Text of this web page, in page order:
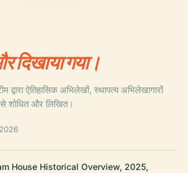
दिखाया गया।
ऐतिहासिक अभिलेखों, स्थापत्य अभिलेखागारों
से शोधित और लिखित।
2026
House Historical Overview, 2025,